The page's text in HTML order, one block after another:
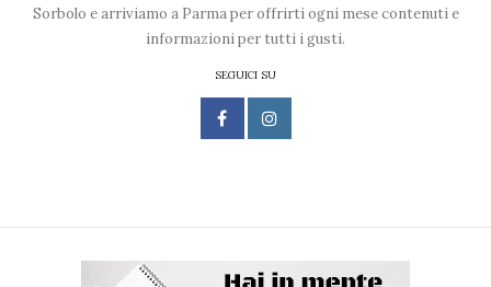
Sorbolo e arriviamo a Parma per offrirti ogni mese contenuti e
informazioni per tutti i gusti.
SEGUICI SU